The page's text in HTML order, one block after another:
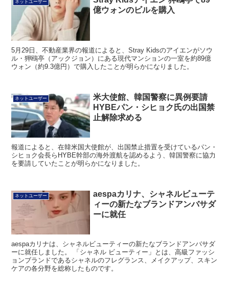
億ウォンのビルを購入
ル・狎鴎亭（アックジョン）にある現代マンションの一室を約89億
ウォン（約9.3億円）で購入したことが明らかになりました。
ネットユーザー
米大使館、韓国警察に異例要請
HYBEパン・シヒョク氏の出国禁
止解除求める
シヒョク会長らHYBE幹部の海外渡航を認めるよう、韓国警察に協力
を要請していたことが明らかになりました。
ネットユーザー
aespaカリナ、シャネルビューテ
ィーの新たなブランドアンバサダ
ーに就任
aespaカリナは、シャネルビューティーの新たなブランドアンバサダ
ーに就任しました。 「シャネル ビューティー」とは、高級ファッシ
ョンブランドであるシャネルのフレグランス、メイクアップ、スキン
ケアの各分野を総称したものです。